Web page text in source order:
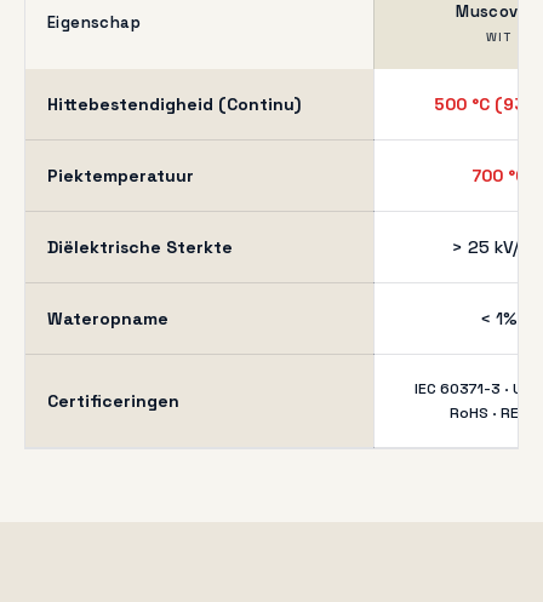
Eigenschap
Muscoviet
WIT
Hittebestendigheid (Continu) 500 °C (932
Piektemperatuur 700 °C
Diëlektrische Sterkte > 25 kV/
Wateropname < 1%
Certificeringen
IEC 60371-3 · UL
RoHS ·